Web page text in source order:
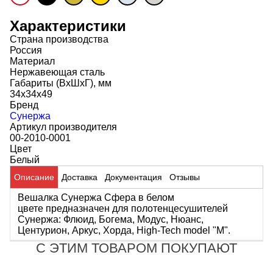
Характеристики
Страна производства
Россия
Материал
Нержавеющая сталь
Габариты (ВхШхГ), мм
34х34х49
Бренд
Сунержа
Артикул производителя
00-2010-0001
Цвет
Белый
Описание Доставка Документация Отзывы
Вешалка Сунержа Сфера в белом
цвете предназначен для полотенцесушителей
Сунержа: Флюид, Богема, Модус, Нюанс,
Центурион, Аркус, Хорда, High-Tech model "M".
С ЭТИМ ТОВАРОМ ПОКУПАЮТ